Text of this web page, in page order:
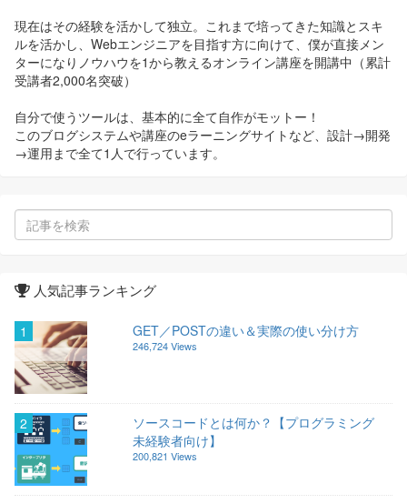
現在はその経験を活かして独立。これまで培ってきた知識とスキ
ルを活かし、Webエンジニアを目指す方に向けて、僕が直接メン
ターになりノウハウを1から教えるオンライン講座を開講中（累計
受講者2,000名突破）
自分で使うツールは、基本的に全て自作がモットー！
このブログシステムや講座のeラーニングサイトなど、設計→開発
→運用まで全て1人で行っています。
人気記事ランキング
1 GET／POSTの違い＆実際の使い分け方
246,724 Views
2
ソースコードとは何か？【プログラミング
未経験者向け】
200,821 Views